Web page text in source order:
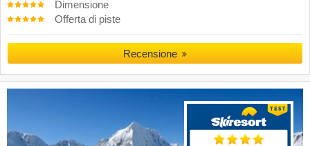
Dimensione
Offerta di piste
Recensione